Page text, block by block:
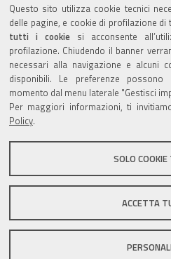
Questo sito utilizza cookie tecnici
delle pagine, e cookie di profilazione
tutti i cookiesi acconsente
profilazione. Chiudendo il banner
necessari alla navigazione e alcuni
disponibili. Le preferenze
momento dal menu laterale "Gestisci
Per maggiori informazioni, ti
Policy.
SOLO COOKIE
ACCETTA
Sito istituzionale Comune
Privacy policy|DPO|